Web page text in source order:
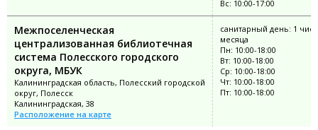
Вс: 10:00-17:00
Межпоселенческая
централизованная библиотечная
система Полесского городского
округа, МБУК
Калининградская область, Полесский городской
округ, Полесск
Калининградская, 38
Расположение на карте
санитарный день: 1
месяца
Пн: 10:00-18:00
Вт: 10:00-18:00
Ср: 10:00-18:00
Чт: 10:00-18:00
Пт: 10:00-18:00